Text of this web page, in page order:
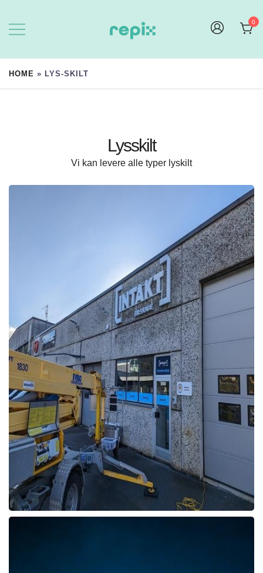
0
HOME » LYS-SKILT
Lysskilt
Vi kan levere alle typer lyskilt